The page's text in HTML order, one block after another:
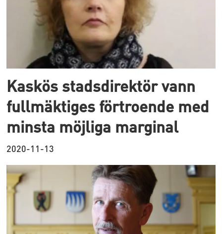
Kaskös stadsdirektör vann
fullmäktiges förtroende med
minsta möjliga marginal
2020-11-13